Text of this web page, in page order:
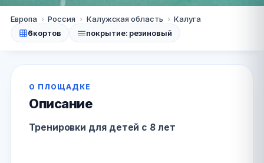
Калуга
СШОР "Труд"
★★★★★5.0
+7 (915) 891-42-84
Европа › Россия › Калужская область › Калуга
6кортов покрытие: резиновый
О ПЛОЩАДКЕ
Описание
Тренировки для детей с 8 лет